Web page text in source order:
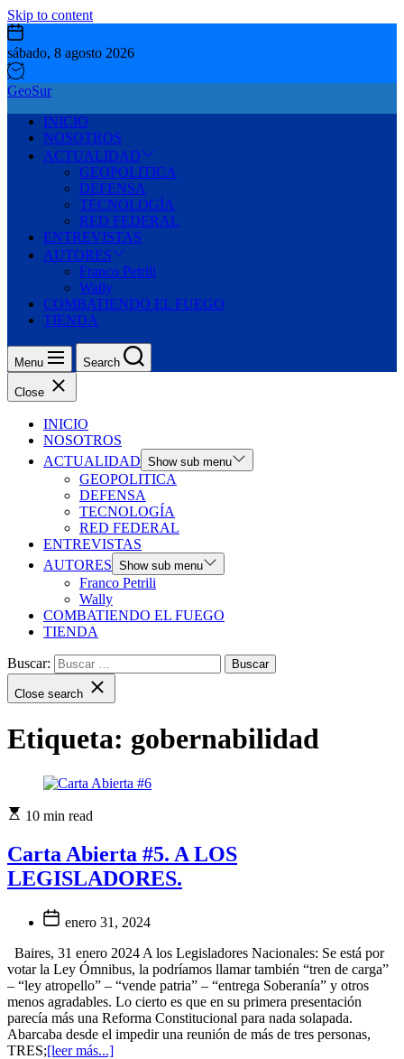
Skip to content
sábado, 8 agosto 2026
GeoSur
INICIO
NOSOTROS
ACTUALIDAD
GEOPOLITICA
DEFENSA
TECNOLOGÍA
RED FEDERAL
ENTREVISTAS
AUTORES
Franco Petrili
Wally
COMBATIENDO EL FUEGO
TIENDA
Menu Search
Close
INICIO
NOSOTROS
ACTUALIDAD Show sub menu
GEOPOLITICA
DEFENSA
TECNOLOGÍA
RED FEDERAL
ENTREVISTAS
AUTORES Show sub menu
Franco Petrili
Wally
COMBATIENDO EL FUEGO
TIENDA
Buscar:
Close search
Etiqueta: gobernabilidad
10 min read
Carta Abierta #5. A LOS
LEGISLADORES.
enero 31, 2024
Baires, 31 enero 2024 A los Legisladores Nacionales: Se está por
votar la Ley Ómnibus, la podríamos llamar también “tren de carga”
– “ley atropello” – “vende patria” – “entrega Soberanía” y otros
menos agradables. Lo cierto es que en su primera presentación
parecía más una Reforma Constitucional para nada solapada.
Abarcaba desde el impedir una reunión de más de tres personas,
TRES;[leer más...]